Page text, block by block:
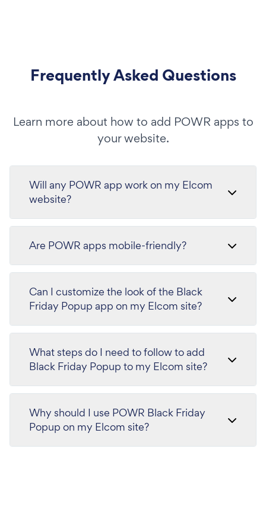
Frequently Asked Questions
Learn more about how to add POWR apps to
your website.
Will any POWR app work on my Elcom
website?
Are POWR apps mobile-friendly?
Can I customize the look of the Black
Friday Popup app on my Elcom site?
What steps do I need to follow to add
Black Friday Popup to my Elcom site?
Why should I use POWR Black Friday
Popup on my Elcom site?